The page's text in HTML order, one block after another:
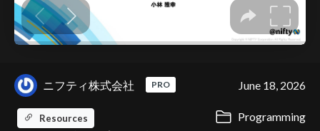
ニフティ株式会社 PRO June 18, 2026
Resources
Programming